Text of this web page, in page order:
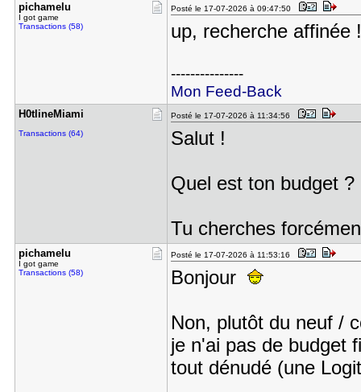
pichamelu
I got game
Transactions (58)
Posté le 17-07-2026 à 09:47:50
up, recherche affinée !
---------------
Mon Feed-Back
H0tlineMia​mi
Transactions (64)
Posté le 17-07-2026 à 11:34:56
Salut !
Quel est ton budget ?
Tu cherches
pichamelu
I got game
Transactions (58)
Posté le 17-07-2026 à 11:53:16
Bonjour
Non, plutôt du neuf /
je n'ai pas de budget
tout dénudé (une